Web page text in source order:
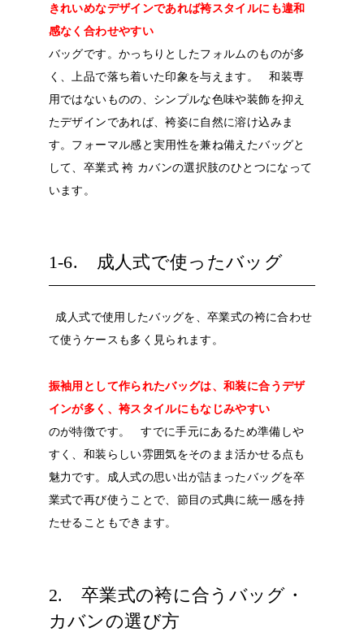
きれいめなデザインであれば袴スタイルにも違和
感なく合わせやすい
バッグです。かっちりとしたフォルムのものが多
く、上品で落ち着いた印象を与えます。
和装専
用ではないものの、シンプルな色味や装飾を抑え
たデザインであれば、袴姿に自然に溶け込みま
す。フォーマル感と実用性を兼ね備えたバッグと
して、卒業式 袴 カバンの選択肢のひとつになって
います。
1-6. 成人式で使ったバッグ
成人式で使用したバッグを、卒業式の袴に合わせ
て使うケースも多く見られます。
振袖用として作られたバッグは、和装に合うデザ
インが多く、袴スタイルにもなじみやすい
のが特徴です。
すでに手元にあるため準備しや
すく、和装らしい雰囲気をそのまま活かせる点も
魅力です。成人式の思い出が詰まったバッグを卒
業式で再び使うことで、節目の式典に統一感を持
たせることもできます。
2. 卒業式の袴に合うバッグ・
カバンの選び方